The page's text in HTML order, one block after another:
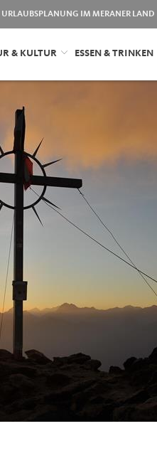
URLAUBSPLANUNG IM MERANER LAND
& KULTUR ESSEN & TRINKEN